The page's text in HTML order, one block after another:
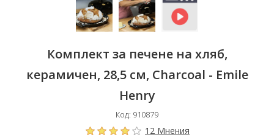
Комплект за печене на хляб,
керамичен, 28,5 см, Charcoal - Emile
Henry
Код: 910879
12 Мнения